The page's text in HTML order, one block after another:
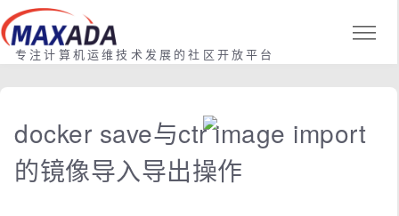
专注计算机运维技术发展的社区开放平台
docker save与ctr image import
的镜像导入导出操作